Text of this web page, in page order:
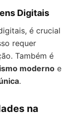
Digitais
é crucial
requer
Também é
moderno e
.
na